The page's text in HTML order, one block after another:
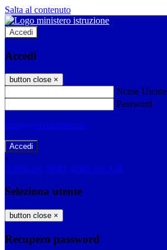
Salta al contenuto
Accedi
Accedi
button close ×
Nome Utente
Password
Password dimenticata?
-
Entra con SPID Entra con CIE
Seleziona utente
button close ×
Recupero password